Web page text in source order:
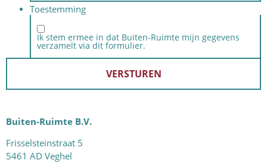
Toestemming
Ik stem ermee in dat Buiten-Ruimte mijn gegevens
verzamelt via dit formulier.
Buiten-Ruimte B.V.
Frisselsteinstraat 5
5461 AD Veghel